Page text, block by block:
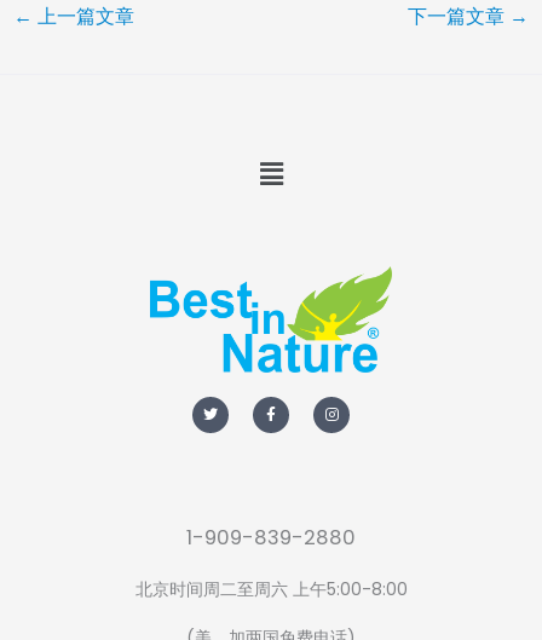
← 上一篇文章 下一篇文章 →
Menu
w
i
t
a
c
e
n
s
t
1-909-839-2880
北京时间周二至周六 上午5:00-8:00